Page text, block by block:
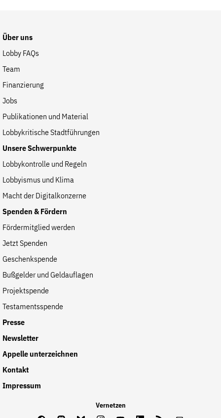
Über uns
Lobby FAQs
Team
Finanzierung
Jobs
Publikationen und Material
Lobbykritische Stadtführungen
Unsere Schwerpunkte
Lobbykontrolle und Regeln
Lobbyismus und Klima
Macht der Digitalkonzerne
Spenden & Fördern
Fördermitglied werden
Jetzt Spenden
Geschenkspende
Bußgelder und Geldauflagen
Projektspende
Testamentsspende
Presse
Newsletter
Appelle unterzeichnen
Kontakt
Impressum
Vernetzen